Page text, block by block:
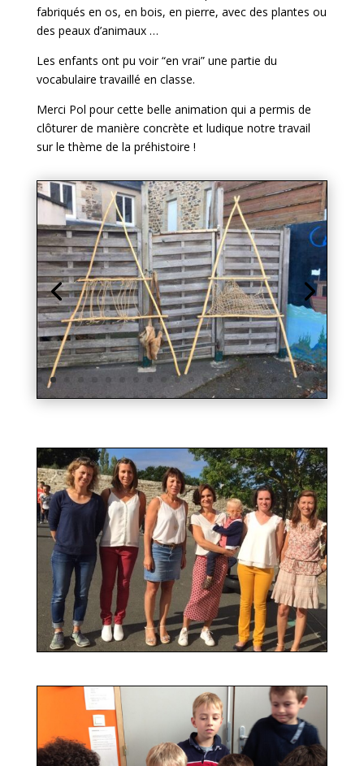
fabriqués en os, en bois, en pierre, avec des plantes ou
des peaux d’animaux …
Les enfants ont pu voir “en vrai” une partie du
vocabulaire travaillé en classe.
Merci Pol pour cette belle animation qui a permis de
clôturer de manière concrète et ludique notre travail
sur le thème de la préhistoire !